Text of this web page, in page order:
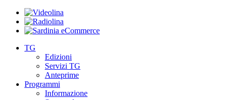
TG
Edizioni
Servizi TG
Anteprime
Programmi
Informazione